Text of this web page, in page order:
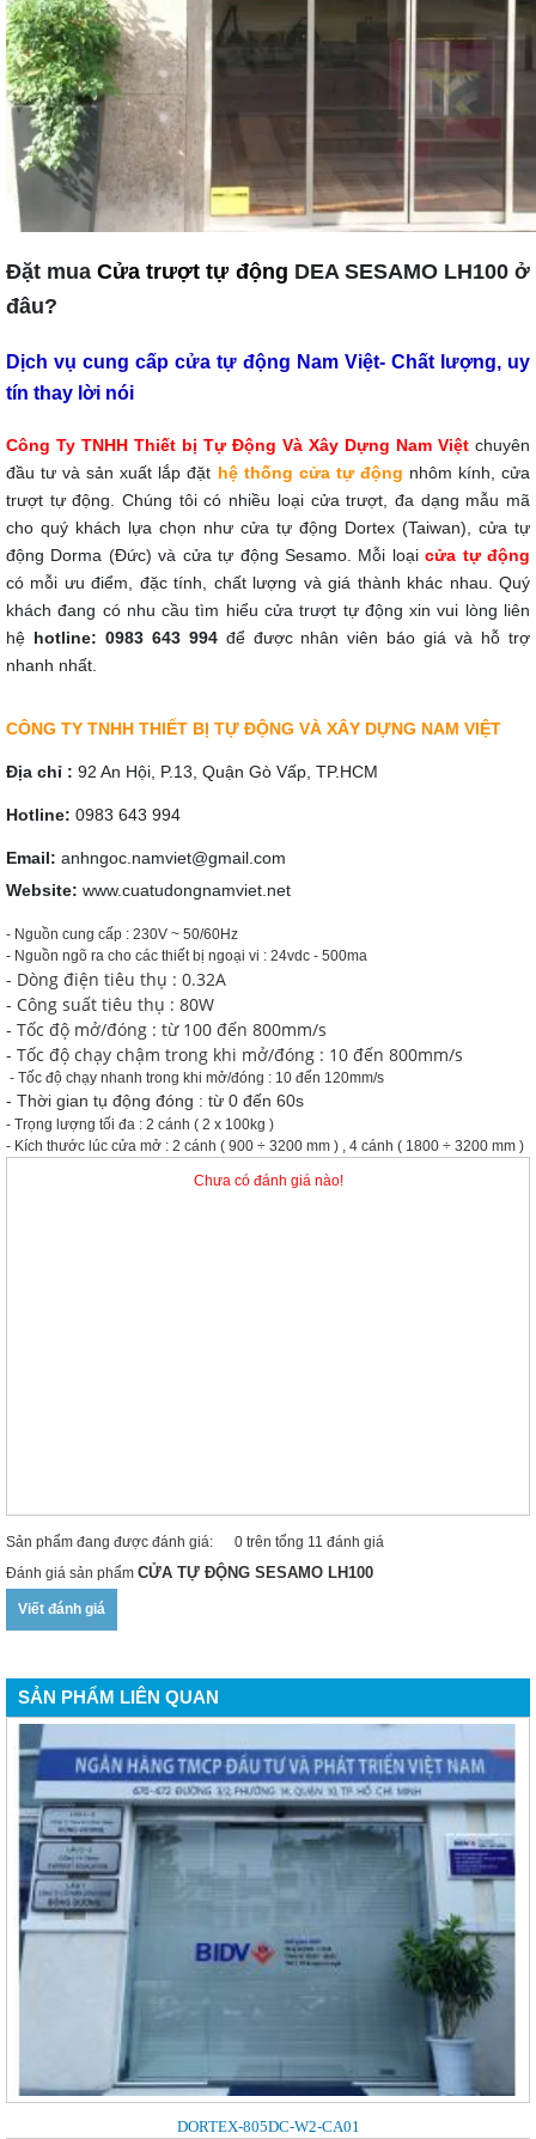
Đặt mua Cửa trượt tự động DEA SESAMO LH100 ở
đâu?
Dịch vụ cung cấp cửa tự động Nam Việt- Chất lượng, uy
tín thay lời nói
Công Ty TNHH Thiết bị Tự Động Và Xây Dựng Nam Việt chuyên
đầu tư và sản xuất lắp đặt hệ thống cửa tự động nhôm kính, cửa
trượt tự động. Chúng tôi có nhiều loại cửa trượt, đa dạng mẫu mã
cho quý khách lựa chọn như cửa tự động Dortex (Taiwan), cửa tự
động Dorma (Đức) và cửa tự động Sesamo. Mỗi loại cửa tự động
có mỗi ưu điểm, đặc tính, chất lượng và giá thành khác nhau. Quý
khách đang có nhu cầu tìm hiểu cửa trượt tự động xin vui lòng liên
hệ hotline: 0983 643 994 để được nhân viên báo giá và hỗ trợ
nhanh nhất.
CÔNG TY TNHH THIẾT BỊ TỰ ĐỘNG VÀ XÂY DỰNG NAM VIỆT
Địa chỉ : 92 An Hội, P.13, Quận Gò Vấp, TP.HCM
Hotline: 0983 643 994
Email: anhngoc.namviet@gmail.com
Website: www.cuatudongnamviet.net
- Nguồn cung cấp : 230V ~ 50/60Hz
- Nguồn ngõ ra cho các thiết bị ngoại vi : 24vdc - 500ma
- Dòng điện tiêu thụ : 0.32A
- Công suất tiêu thụ : 80W
- Tốc độ mở/đóng : từ 100 đến 800mm/s
- Tốc độ chạy chậm trong khi mở/đóng : 10 đến 800mm/s
- Tốc độ chạy nhanh trong khi mở/đóng : 10 đến 120mm/s
- Thời gian tụ động đóng : từ 0 đến 60s
- Trọng lượng tối đa : 2 cánh ( 2 x 100kg )
- Kích thước lúc cửa mở : 2 cánh ( 900 ÷ 3200 mm ) , 4 cánh ( 1800 ÷ 3200 mm )
Chưa có đánh giá nào!
Sản phẩm đang được đánh giá:
0 trên tổng 11 đánh giá
Đánh giá sản phẩm CỬA TỰ ĐỘNG SESAMO LH100
Viết đánh giá
SẢN PHẨM LIÊN QUAN
DORTEX-805DC-W2-CA01